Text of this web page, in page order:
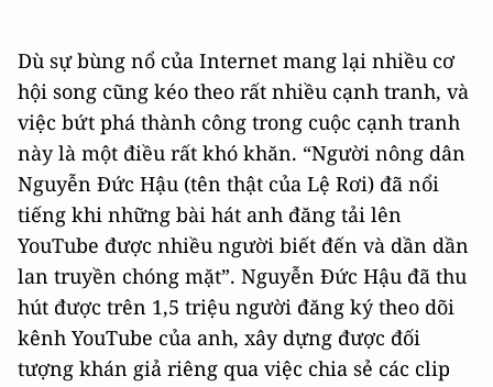
Dù sự bùng nổ của Internet mang lại nhiều cơ
hội song cũng kéo theo rất nhiều cạnh tranh, và
việc bứt phá thành công trong cuộc cạnh tranh
này là một điều rất khó khăn. “Người nông dân
Nguyễn Đức Hậu (tên thật của Lệ Rơi) đã nổi
tiếng khi những bài hát anh đăng tải lên
YouTube được nhiều người biết đến và dần dần
lan truyền chóng mặt”. Nguyễn Đức Hậu đã thu
hút được trên 1,5 triệu người đăng ký theo dõi
kênh YouTube của anh, xây dựng được đối
tượng khán giả riêng qua việc chia sẻ các clip